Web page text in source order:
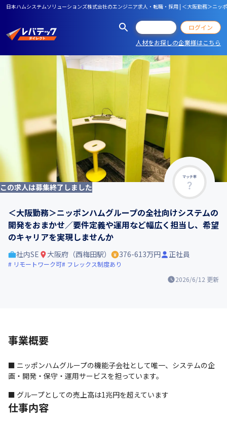
日本ハムシステムソリューションズ株式会社のエンジニア求人・転職・採用 | ＜大阪勤務＞ニ
ログイン
人材をお探しの企業様はこちら
マッチ率
この求人は募集終了しました
＜大阪勤務＞ニッポンハムグループの全社向けシステムの
開発をおまかせ／要件定義や運用など幅広く担当し、希望
のキャリアを実現しませんか
2026/6/12 更新
社内SE 大阪府（西梅田駅） 376-613万円 正社員
リモートワーク可 フレックス制度あり
事業概要
■ ニッポンハムグループの機能子会社として唯一、システムの企
画・開発・保守・運用サービスを担っています。
■ グループとしての売上高は1兆円を超えています
仕事内容